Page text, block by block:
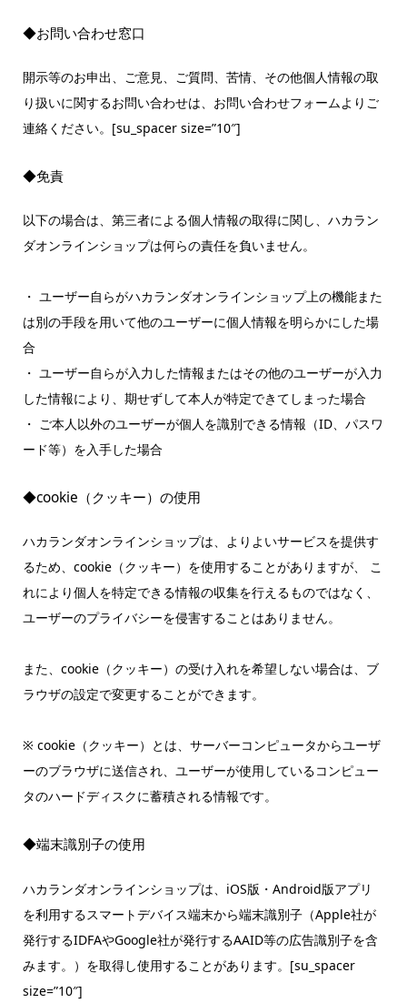
◆お問い合わせ窓口
開示等のお申出、ご意見、ご質問、苦情、その他個人情報の取
り扱いに関するお問い合わせは、お問い合わせフォームよりご
連絡ください。[su_spacer size=”10″]
◆免責
以下の場合は、第三者による個人情報の取得に関し、ハカラン
ダオンラインショップは何らの責任を負いません。
・ ユーザー自らがハカランダオンラインショップ上の機能また
は別の手段を用いて他のユーザーに個人情報を明らかにした場
合
・ ユーザー自らが入力した情報またはその他のユーザーが入力
した情報により、期せずして本人が特定できてしまった場合
・ ご本人以外のユーザーが個人を識別できる情報（ID、パスワ
ード等）を入手した場合
◆cookie（クッキー）の使用
ハカランダオンラインショップは、よりよいサービスを提供す
るため、cookie（クッキー）を使用することがありますが、 こ
れにより個人を特定できる情報の収集を行えるものではなく、
ユーザーのプライバシーを侵害することはありません。
また、cookie（クッキー）の受け入れを希望しない場合は、ブ
ラウザの設定で変更することができます。
※ cookie（クッキー）とは、サーバーコンピュータからユーザ
ーのブラウザに送信され、ユーザーが使用しているコンピュー
タのハードディスクに蓄積される情報です。
◆端末識別子の使用
ハカランダオンラインショップは、iOS版・Android版アプリ
を利用するスマートデバイス端末から端末識別子（Apple社が
発行するIDFAやGoogle社が発行するAAID等の広告識別子を含
みます。）を取得し使用することがあります。[su_spacer
size=”10″]